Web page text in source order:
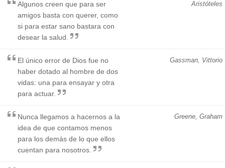
Aristóteles
Algunos creen que para ser
amigos basta con querer, como
si para estar sano bastara con
desear la salud.
Gassman, Vittorio
El único error de Dios fue no
haber dotado al hombre de dos
vidas: una para ensayar y otra
para actuar.
Greene, Graham
Nunca llegamos a hacernos a la
idea de que contamos menos
para los demás de lo que ellos
cuentan para nosotros.